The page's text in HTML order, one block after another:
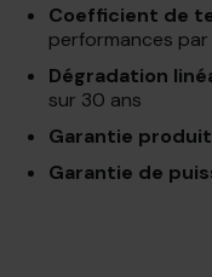
Coefficient de
performances
Dégradation
sur 30 ans
Garantie
Garantie de